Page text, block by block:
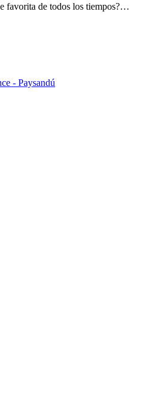
favorita de todos los tiempos?…
- Paysandú